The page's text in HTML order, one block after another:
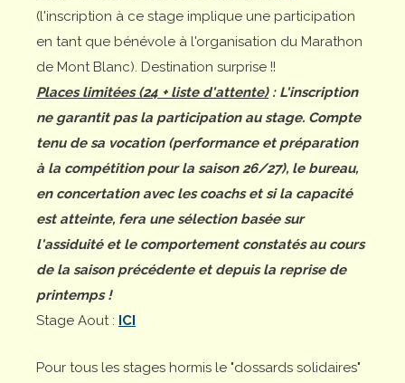
(l'inscription à ce stage implique une participation
en tant que bénévole à l'organisation du Marathon
de Mont Blanc). Destination surprise !!
Places limitées (24 + liste d'attente): L'inscription
ne garantit pas la participation au stage. Compte
tenu de sa vocation (performance et préparation
à la compétition pour la saison 26/27), le bureau,
en concertation avec les coachs et si la capacité
est atteinte, fera une sélection basée sur
l'assiduité et le comportement constatés au cours
de la saison précédente et depuis la reprise de
printemps !
Stage Aout : ICI
Pour tous les stages hormis le "dossards solidaires"